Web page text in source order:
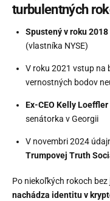
turbulentných
Spustený v roku 2018
(vlastníka NYSE)
V roku 2021 vstup na
vernostných bodov
Ex-CEO Kelly Loeffler
senátorka v Georgii
V novembri 2024
Trumpovej Truth
Po niekoľkých rokoch
nachádza identitu v